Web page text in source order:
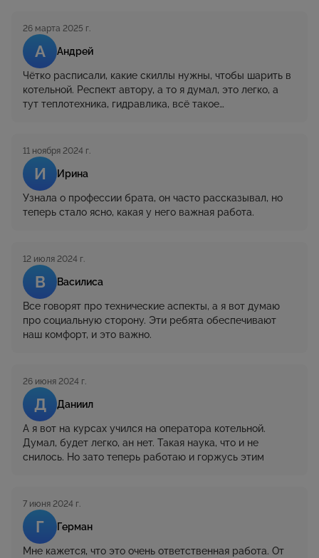
А Андрей
26 марта 2025 г.
Чётко расписали, какие скиллы нужны, чтобы шарить в
котельной. Респект автору, а то я думал, это легко, а
тут теплотехника, гидравлика, всё такое…
И Ирина
11 ноября 2024 г.
Узнала о профессии брата, он часто рассказывал, но
теперь стало ясно, какая у него важная работа.
В Василиса
12 июля 2024 г.
Все говорят про технические аспекты, а я вот думаю
про социальную сторону. Эти ребята обеспечивают
наш комфорт, и это важно.
Д Даниил
26 июня 2024 г.
А я вот на курсах учился на оператора котельной.
Думал, будет легко, ан нет. Такая наука, что и не
снилось. Но зато теперь работаю и горжусь этим
Г Герман
7 июня 2024 г.
Мне кажется, что это очень ответственная работа. От